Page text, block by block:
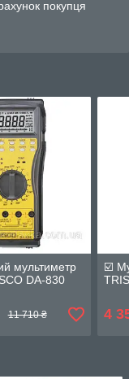
покупця
мультиметр
DA-830
11 710 ₴
☑️
4